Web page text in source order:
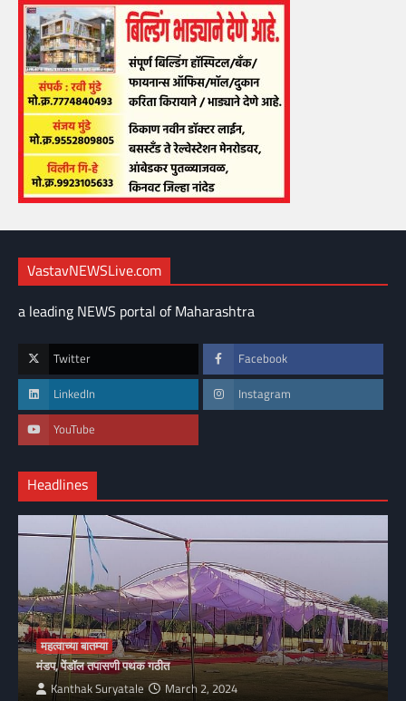
VastavNEWSLive.com
a leading NEWS portal of Maharashtra
Twitter Facebook
LinkedIn Instagram
YouTube
Headlines
महत्वाच्या बातम्या
मंडप, पेंडॉल तपासणी पथक गठीत
Kanthak Suryatale March 2, 2024